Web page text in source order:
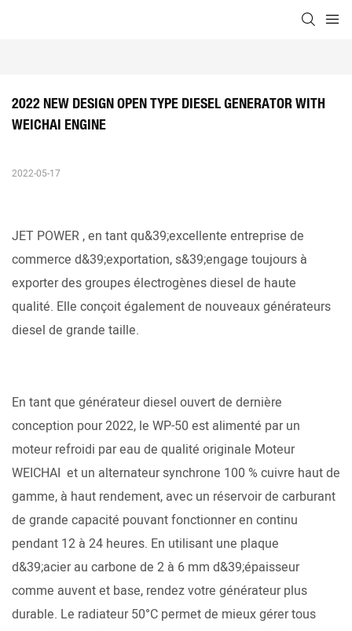
2022 NEW DESIGN OPEN TYPE DIESEL GENERATOR WITH
WEICHAI ENGINE
2022-05-17
JET POWER, en tant qu&39;excellente entreprise de
commerce d&39;exportation, s&39;engage toujours à
exporter des groupes électrogènes diesel de haute
qualité. Elle conçoit également de nouveaux générateurs
diesel de grande taille.
En tant que générateur diesel ouvert de dernière
conception pour 2022, le WP-50 est alimenté par un
moteur refroidi par eau de qualité originale Moteur
WEICHAI et un alternateur synchrone 100 % cuivre haut de
gamme, à haut rendement, avec un réservoir de carburant
de grande capacité pouvant fonctionner en continu
pendant 12 à 24 heures. En utilisant une plaque
d&39;acier au carbone de 2 à 6 mm d&39;épaisseur
comme auvent et base, rendez votre générateur plus
durable. Le radiateur 50°C permet de mieux gérer tous